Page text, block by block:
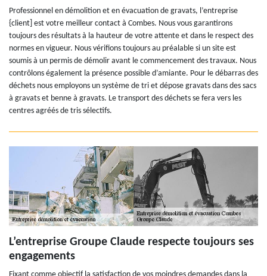
Professionnel en démolition et en évacuation de gravats, l’entreprise
{client] est votre meilleur contact à Combes. Nous vous garantirons
toujours des résultats à la hauteur de votre attente et dans le respect des
normes en vigueur. Nous vérifions toujours au préalable si un site est
soumis à un permis de démolir avant le commencement des travaux. Nous
contrôlons également la présence possible d’amiante. Pour le débarras des
déchets nous employons un système de tri et dépose gravats dans des sacs
à gravats et benne à gravats. Le transport des déchets se fera vers les
centres agréés de tris sélectifs.
L’entreprise Groupe Claude respecte toujours ses
engagements